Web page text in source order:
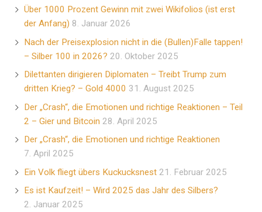
Über 1000 Prozent Gewinn mit zwei Wikifolios (ist erst
der Anfang) 8. Januar 2026
Nach der Preisexplosion nicht in die (Bullen)Falle tappen!
– Silber 100 in 2026? 20. Oktober 2025
Dilettanten dirigieren Diplomaten – Treibt Trump zum
dritten Krieg? – Gold 4000 31. August 2025
Der „Crash“, die Emotionen und richtige Reaktionen – Teil
2 – Gier und Bitcoin 28. April 2025
Der „Crash“, die Emotionen und richtige Reaktionen
7. April 2025
Ein Volk fliegt übers Kuckucksnest 21. Februar 2025
Es ist Kaufzeit! – Wird 2025 das Jahr des Silbers?
2. Januar 2025